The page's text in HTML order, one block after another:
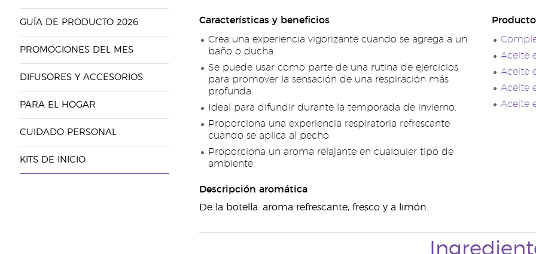
GUÍA DE PRODUCTO 2026
PROMOCIONES DEL MES
DIFUSORES Y ACCESORIOS
PARA EL HOGAR
CUIDADO PERSONAL
KITS DE INICIO
Características y beneficios
Crea una experiencia vigorizante cuando se agrega a un
baño o ducha.
Se puede usar como parte de una rutina de ejercicios
para promover la sensación de una respiración más
profunda.
Ideal para difundir durante la temporada de invierno.
Proporciona una experiencia respiratoria refrescante
cuando se aplica al pecho.
Proporciona un aroma relajante en cualquier tipo de
ambiente.
Descripción aromática
De la botella: aroma refrescante, fresco y a limón.
Aceite
Aceite
Aceite
Aceite